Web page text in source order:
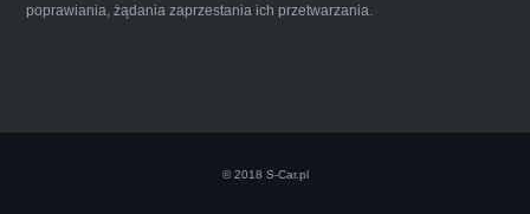
naprawde ludzki, nie zdziera, nie oszukuje.
poprawiania, żądania zaprzestania ich przetwarzania.
© 2018 S-Car.pl